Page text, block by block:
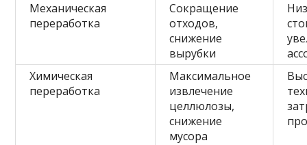
Механическая
переработка
Сокращение
отходов,
снижение
вырубки
Химическая
переработка
Максимальное
извлечение
целлюлозы,
снижение
мусора